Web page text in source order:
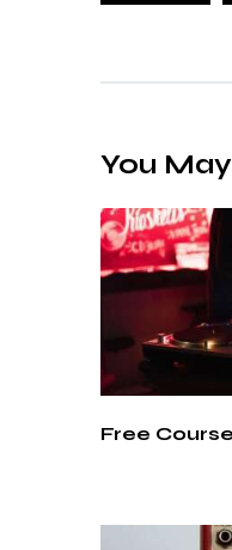
You
Free